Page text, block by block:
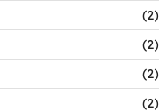
(2)
(2)
(2)
(2)